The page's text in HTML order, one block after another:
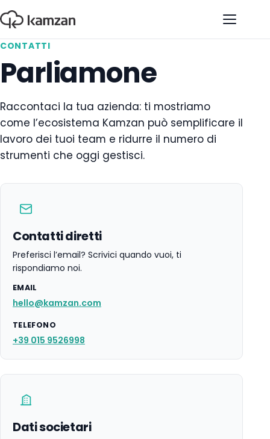
Apri il
CONTATTI
Parliamone
Raccontaci la tua azienda: ti mostriamo
come l’ecosistema Kamzan può semplificare il
lavoro dei tuoi team e ridurre il numero di
strumenti che oggi gestisci.
Contatti diretti
Preferisci l’email? Scrivici quando vuoi, ti
rispondiamo noi.
EMAIL
hello@kamzan.com
TELEFONO
+39 015 9526998
Dati societari